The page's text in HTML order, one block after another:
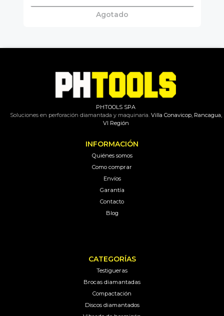
Agotado
PHTOOLS SPA
Soluciones en perforación diamantada y maquinaria.Villa Conavicop, Rancagua,
VI Región
INFORMACIÓN
Quiénes somos
Como comprar
Envíos
Garantía
Contacto
Blog
CATEGORÍAS
Testigueras
Brocas diamantadas
Compactación
Discos diamantados